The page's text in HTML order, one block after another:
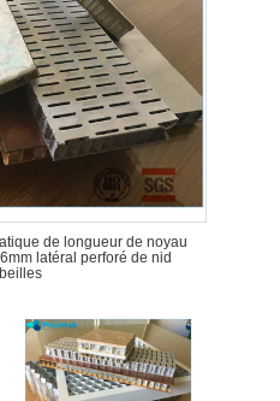
de longueur de noyau
latéral perforé de nid